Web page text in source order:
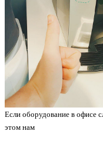
Если оборудование в офисе
этом нам